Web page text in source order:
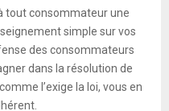
tout consommateur une
simple sur vos
des consommateurs
dans la résolution de
l’exige la loi, vous en